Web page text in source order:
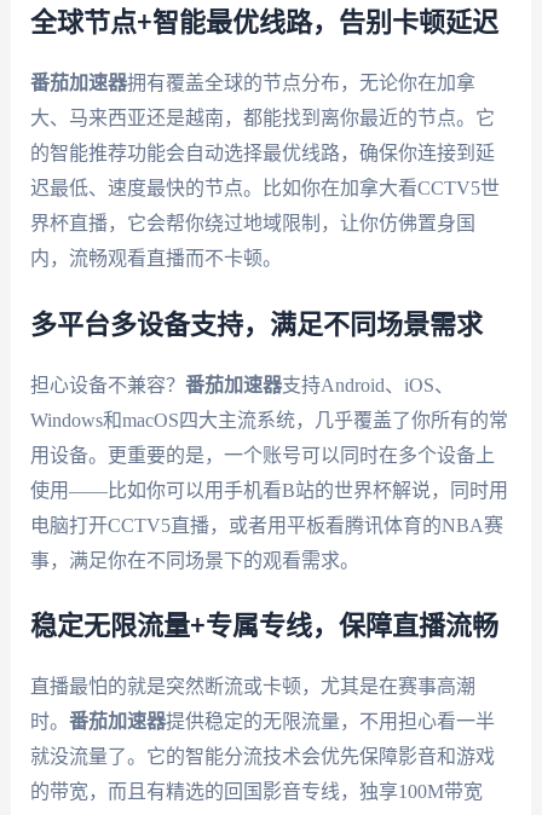
全球节点+智能最优线路，告别卡顿延迟
番茄加速器拥有覆盖全球的节点分布，无论你在加拿
大、马来西亚还是越南，都能找到离你最近的节点。它
的智能推荐功能会自动选择最优线路，确保你连接到延
迟最低、速度最快的节点。比如你在加拿大看CCTV5世
界杯直播，它会帮你绕过地域限制，让你仿佛置身国
内，流畅观看直播而不卡顿。
多平台多设备支持，满足不同场景需求
担心设备不兼容？ 番茄加速器支持Android、iOS、
Windows和macOS四大主流系统，几乎覆盖了你所有的常
用设备。更重要的是，一个账号可以同时在多个设备上
使用——比如你可以用手机看B站的世界杯解说，同时用
电脑打开CCTV5直播，或者用平板看腾讯体育的NBA赛
事，满足你在不同场景下的观看需求。
稳定无限流量+专属专线，保障直播流畅
直播最怕的就是突然断流或卡顿，尤其是在赛事高潮
时。 番茄加速器提供稳定的无限流量，不用担心看一半
就没流量了。它的智能分流技术会优先保障影音和游戏
的带宽，而且有精选的回国影音专线，独享100M带宽